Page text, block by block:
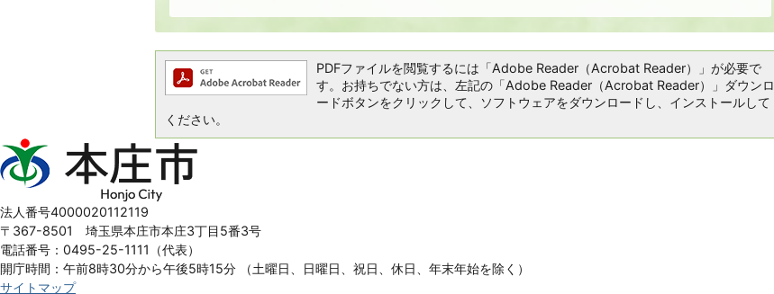
PDFファイルを閲覧するには「Adobe Reader（Acrobat Reader）」が必要で
す。お持ちでない方は、左記の「Adobe Reader（Acrobat Reader）」ダウンロ
ードボタンをクリックして、ソフトウェアをダウンロードし、インストールして
ください。
本
庄
Honjo
City
法人番号4000020112119
〒367-8501 埼玉県本庄市本庄3丁目5番3号
電話番号：0495-25-1111（代表）
開庁時間：午前8時30分から午後5時15分
（土曜日、日曜日、祝日、休日、年末年始を除く）
サイトマップ